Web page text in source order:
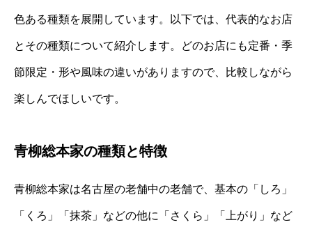
色ある種類を展開しています。以下では、代表的なお店
とその種類について紹介します。どのお店にも定番・季
節限定・形や風味の違いがありますので、比較しながら
楽しんでほしいです。
青柳総本家の種類と特徴
青柳総本家は名古屋の老舗中の老舗で、基本の「しろ」
「くろ」「抹茶」などの他に「さくら」「上がり」など